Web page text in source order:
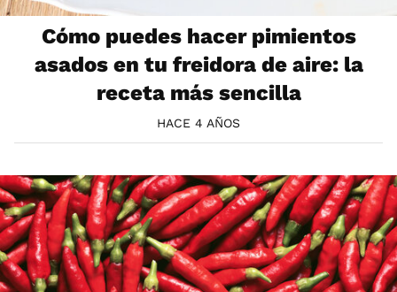
Cómo puedes hacer pimientos
asados en tu freidora de aire: la
receta más sencilla
HACE 4 AÑOS